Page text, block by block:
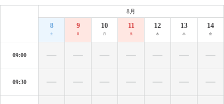
8月
8
土
9
日
10
月
11
祝
12
水
13
木
14
金
09:00
09:30